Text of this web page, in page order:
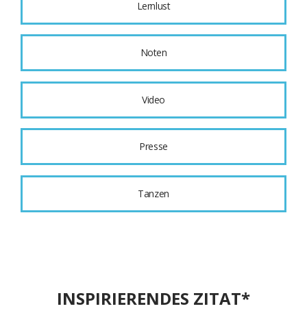
Lernlust
Noten
Video
Presse
Tanzen
INSPIRIERENDES ZITAT*